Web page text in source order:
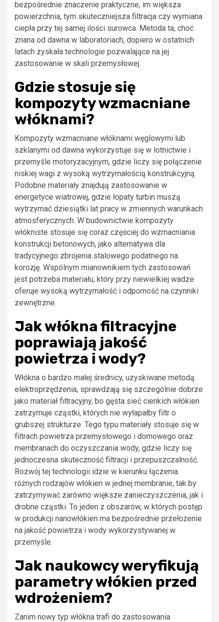
bezpośrednie znaczenie praktyczne, im większa
powierzchnia, tym skuteczniejsza filtracja czy wymiana
ciepła przy tej samej ilości surowca. Metoda ta, choć
znana od dawna w laboratoriach, dopiero w ostatnich
latach zyskała technologie pozwalające na jej
zastosowanie w skali przemysłowej.
Gdzie stosuje się
kompozyty wzmacniane
włóknami?
Kompozyty wzmacniane włóknami węglowymi lub
szklanymi od dawna wykorzystuje się w lotnictwie i
przemyśle motoryzacyjnym, gdzie liczy się połączenie
niskiej wagi z wysoką wytrzymałością konstrukcyjną.
Podobne materiały znajdują zastosowanie w
energetyce wiatrowej, gdzie łopaty turbin muszą
wytrzymać dziesiątki lat pracy w zmiennych warunkach
atmosferycznych. W budownictwie kompozyty
włókniste stosuje się coraz częściej do wzmacniania
konstrukcji betonowych, jako alternatywa dla
tradycyjnego zbrojenia stalowego podatnego na
korozję. Wspólnym mianownikiem tych zastosowań
jest potrzeba materiału, który przy niewielkiej wadze
oferuje wysoką wytrzymałość i odporność na czynniki
zewnętrzne.
Jak włókna filtracyjne
poprawiają jakość
powietrza i wody?
Włókna o bardzo małej średnicy, uzyskiwane metodą
elektroprzędzenia, sprawdzają się szczególnie dobrze
jako materiał filtracyjny, bo gęsta sieć cienkich włókien
zatrzymuje cząstki, których nie wyłapałby filtr o
grubszej strukturze. Tego typu materiały stosuje się w
filtrach powietrza przemysłowego i domowego oraz
membranach do oczyszczania wody, gdzie liczy się
jednoczesna skuteczność filtracji i przepuszczalność.
Rozwój tej technologii idzie w kierunku łączenia
różnych rodzajów włókien w jednej membranie, tak by
zatrzymywać zarówno większe zanieczyszczenia, jak i
drobne cząstki. To jeden z obszarów, w których postęp
w produkcji nanowłókien ma bezpośrednie przełożenie
na jakość powietrza i wody wykorzystywanej w
przemyśle.
Jak naukowcy weryfikują
parametry włókien przed
wdrożeniem?
Zanim nowy typ włókna trafi do zastosowania